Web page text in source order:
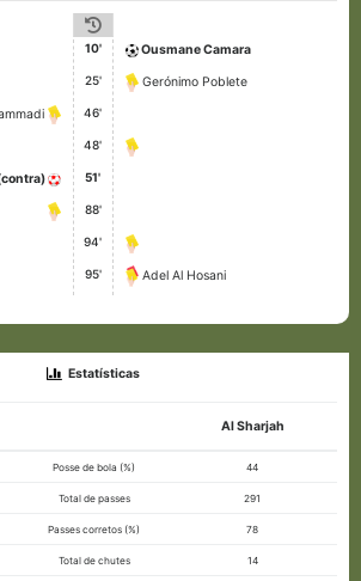
10' Ousmane Camara
25' Gerónimo Poblete
46'
48'
51'
88'
94'
95' Adel Al Hosani
Estatísticas
Al Sharjah
Posse de bola (%) 44
Total de passes 291
Passes corretos (%) 78
Total de chutes 14